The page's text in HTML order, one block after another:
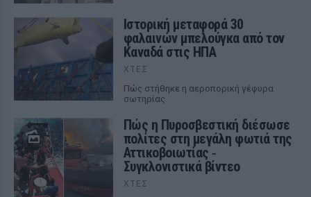
Ιστορική μεταφορά 30
φαλαινών μπελούγκα από τον
Καναδά στις ΗΠΑ
ΧΤΕΣ
Πώς στήθηκε η αεροπορική γέφυρα
σωτηρίας
Πώς η Πυροσβεστική διέσωσε
πολίτες στη μεγάλη φωτιά της
Αττικοβοιωτίας ‑
Συγκλονιστικά βίντεο
ΧΤΕΣ